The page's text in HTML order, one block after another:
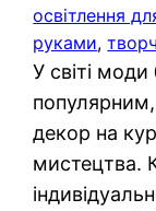
освітлення
руками,
У світі моди
декор на
мистецтва.